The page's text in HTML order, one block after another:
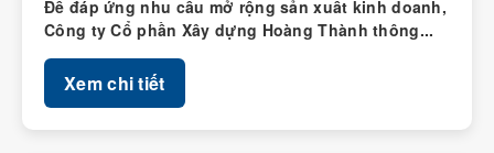
Để đáp ứng nhu cầu mở rộng sản xuất kinh doanh,
Công ty Cổ phần Xây dựng Hoàng Thành thông...
Xem chi tiết